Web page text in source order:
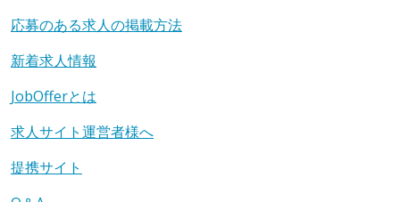
応募のある求人の掲載方法
新着求人情報
JobOfferとは
求人サイト運営者様へ
提携サイト